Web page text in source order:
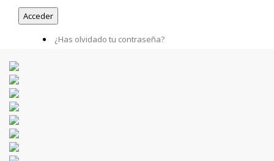
¿Has olvidado tu contraseña?